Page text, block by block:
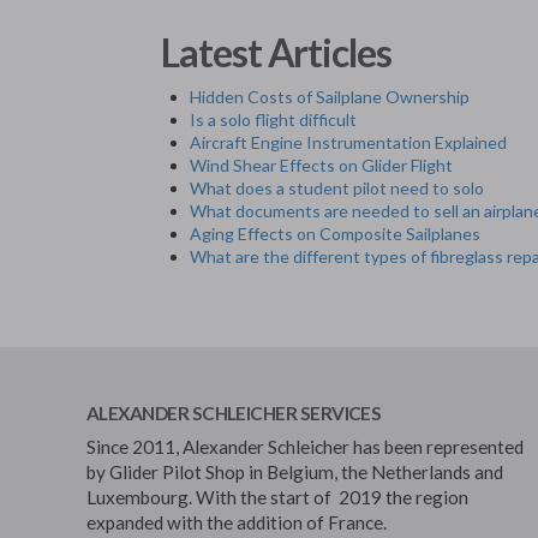
Latest Articles
Hidden Costs of Sailplane Ownership
Is a solo flight difficult
Aircraft Engine Instrumentation Explained
Wind Shear Effects on Glider Flight
What does a student pilot need to solo
What documents are needed to sell an
Aging Effects on Composite Sailplanes
What are the different types of fibreglass
ALEXANDER SCHLEICHER SERVICES
Since 2011, Alexander Schleicher has been represented
by Glider Pilot Shop in Belgium, the Netherlands and
Luxembourg. With the start of 2019 the region
expanded with the addition of France.